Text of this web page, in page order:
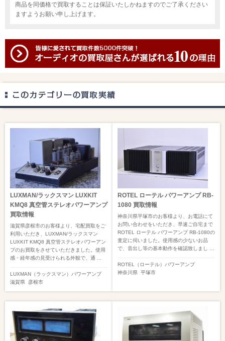
商品を同価格で買取することは保証いたしかねますのでご了承ください
ますようお願い申し上げます。
LUXMAN/ラックスマン LUXKIT
KMQ8 真空管ステレオパワーアンプ
買取情報
滋賀県彦根市のお客様より、宅配買取をご
利用いただき、LUXMAN/ラックスマン
LUXKIT KMQ8 真空管ステレオパワーアン
プのお買取をさせていただきました。使用
感・経年感の見受けられる外観で、通 ...
LUXMAN（ラックスマン） パワーアンプ
滋賀県
彦根市
ROTEL ローテル パワーアンプ RB-
1080 買取情報
神奈川県平塚市のお客様より、お電話にて
お問い合わせをいただき、早速ご自宅まで
ROTEL ローテル パワーアンプ RB-1080の
査定に伺いました。使用感の少ないお品
で、音出し等の基本動作を確認致しまし ...
ROTEL（ローテル） パワーアンプ
神奈川県 平塚市